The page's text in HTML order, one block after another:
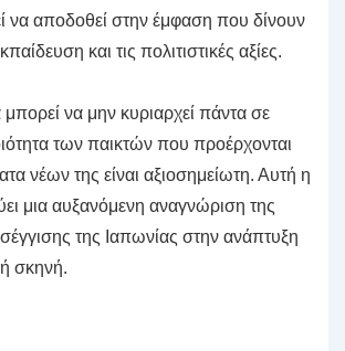
να αποδοθεί στην έμφαση που δίνουν
και τις πολιτιστικές αξίες.
να μην κυριαρχεί πάντα σε
των παικτών που προέρχονται
νέων της είναι αξιοσημείωτη. Αυτή η
μια αυξανόμενη αναγνώριση της
της Ιαπωνίας στην ανάπτυξη
σκηνή.